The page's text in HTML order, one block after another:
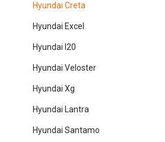
Hyundai Creta
Hyundai Excel
Hyundai I20
Hyundai Veloster
Hyundai Xg
Hyundai Lantra
Hyundai Santamo